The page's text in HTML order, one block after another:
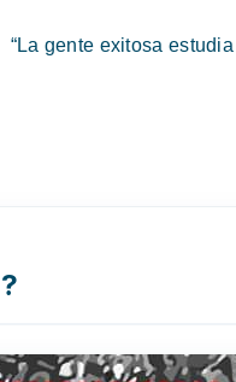
“La gente exitosa